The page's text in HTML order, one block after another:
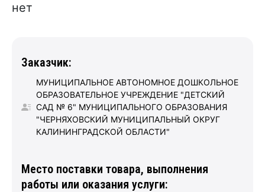
нет
Заказчик:
МУНИЦИПАЛЬНОЕ АВТОНОМНОЕ ДОШКОЛЬНОЕ
ОБРАЗОВАТЕЛЬНОЕ УЧРЕЖДЕНИЕ "ДЕТСКИЙ
САД № 6" МУНИЦИПАЛЬНОГО ОБРАЗОВАНИЯ
"ЧЕРНЯХОВСКИЙ МУНИЦИПАЛЬНЫЙ ОКРУГ
КАЛИНИНГРАДСКОЙ ОБЛАСТИ"
Место поставки товара, выполнения
работы или оказания услуги: